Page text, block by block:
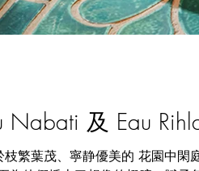
及 Eau
繁葉茂、寧静優美的 花園中閑